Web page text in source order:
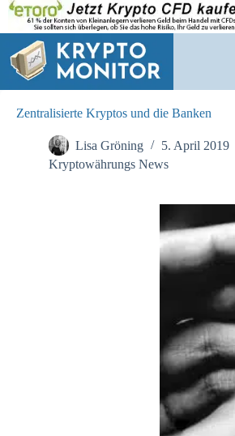
Zum
Inhalt
springen
Zentralisierte Kryptos und die Banken
Lisa Gröning
5. April 2019
Kryptowährungs News